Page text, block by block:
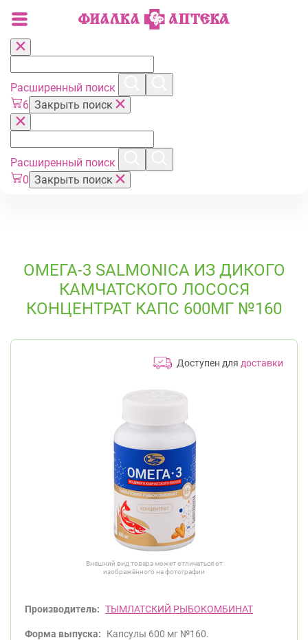
Расширенный поиск
6 Закрыть поиск
Расширенный поиск
0 Закрыть поиск
ОМЕГА-3 SALMONICA ИЗ ДИКОГО
КАМЧАТСКОГО ЛОСОСЯ
КОНЦЕНТРАТ КАПС 600МГ №160
Доступен для доставки
Внешний вид товара может отличаться от
изображённого на фотографии
Производитель: ТЫМЛАТСКИЙ РЫБОКОМБИНАТ
Форма выпуска: Капсулы 600 мг №160.